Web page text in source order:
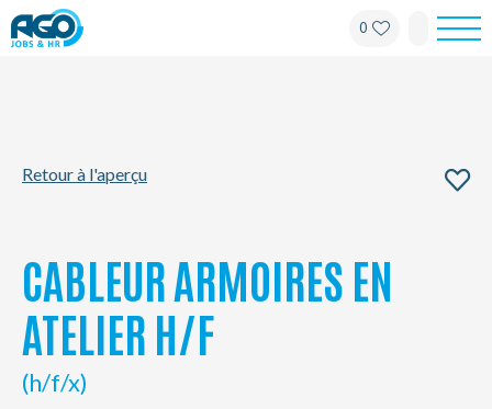
0
Bureaux
Mon AGO
Retour à l'aperçu
CABLEUR ARMOIRES EN
ATELIER H/F
(h/f/x)